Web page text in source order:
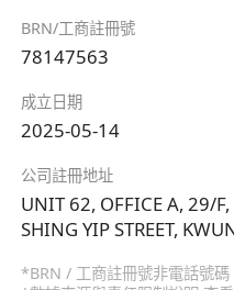
BRN/工商註冊號
78147563
成立日期
2025-05-14
公司註冊地址
UNIT 62, OFFICE A, 29/
SHING YIP STREET,
*BRN / 工商註冊號非電話號碼